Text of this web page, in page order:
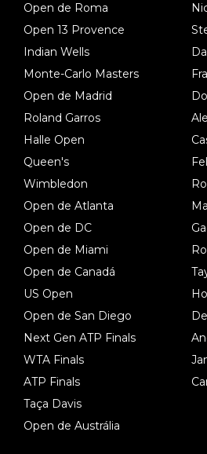
Open de Roma
Open 13 Provence
Indian Wells
Monte-Carlo Masters
Open de Madrid
Roland Garros
Halle Open
Queen's
Wimbledon
Open de Atlanta
Open de DC
Open de Miami
Open de Canadá
US Open
Open de San Diego
Next Gen ATP Finals
WTA Finals
ATP Finals
Taça Davis
Open de Austrália